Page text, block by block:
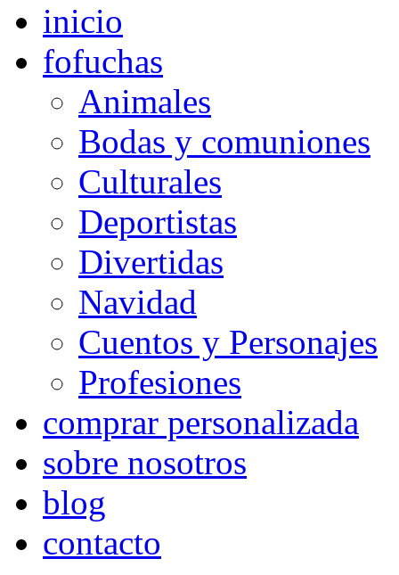
inicio
fofuchas
Animales
Bodas y comuniones
Culturales
Deportistas
Divertidas
Navidad
Cuentos y Personajes
Profesiones
comprar personalizada
sobre nosotros
blog
contacto